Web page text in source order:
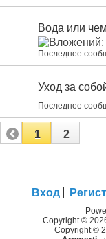
Вода или
Последнее
Уход за
Последнее
1 2
Вход
Copyright ©
Copyright ©